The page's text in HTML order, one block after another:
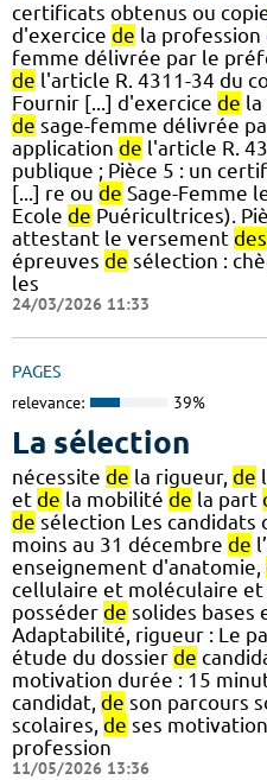
certificats obtenus ou
d'exercice de la
femme délivrée par le
de l'article R. 4311-34 du
Fournir [...] d'exercice de
de sage-femme délivrée
application de l'article R.
publique ; Pièce 5 : un
[...] re ou de Sage-Femme
Ecole de Puéricultrices).
attestant le versement des
épreuves de sélection :
les
24/03/2026 11:33
PAGES
relevance: 39%
La sélection
nécessite de la rigueur, de
et de la mobilité de la part
de sélection Les candidats
moins au 31 décembre de
enseignement d'anatomie,
cellulaire et moléculaire
posséder de solides bases
Adaptabilité, rigueur : Le
étude du dossier de
motivation durée : 15
candidat, de son parcours
scolaires, de ses
profession
11/05/2026 13:36